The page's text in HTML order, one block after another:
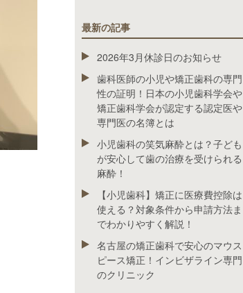
最新の記事
2026年3月休診日のお知らせ
歯科医師の小児や矯正歯科の専門
性の証明！日本の小児歯科学会や
矯正歯科学会が認定する認定医や
専門医の名簿とは
小児歯科の笑気麻酔とは？子ども
が安心して歯の治療を受けられる
麻酔！
【小児歯科】矯正に医療費控除は
使える？対象条件から申請方法ま
でわかりやすく解説！
名古屋の矯正歯科で安心のマウス
ピース矯正！インビザライン専門
のクリニック